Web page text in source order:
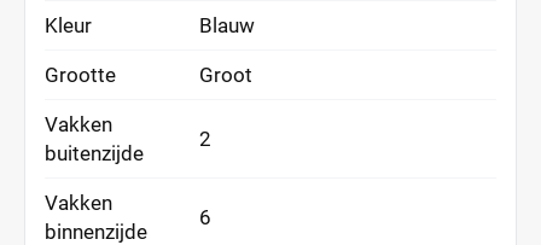
Kleur Blauw
Grootte Groot
Vakken
buitenzijde
2
Vakken
binnenzijde
6